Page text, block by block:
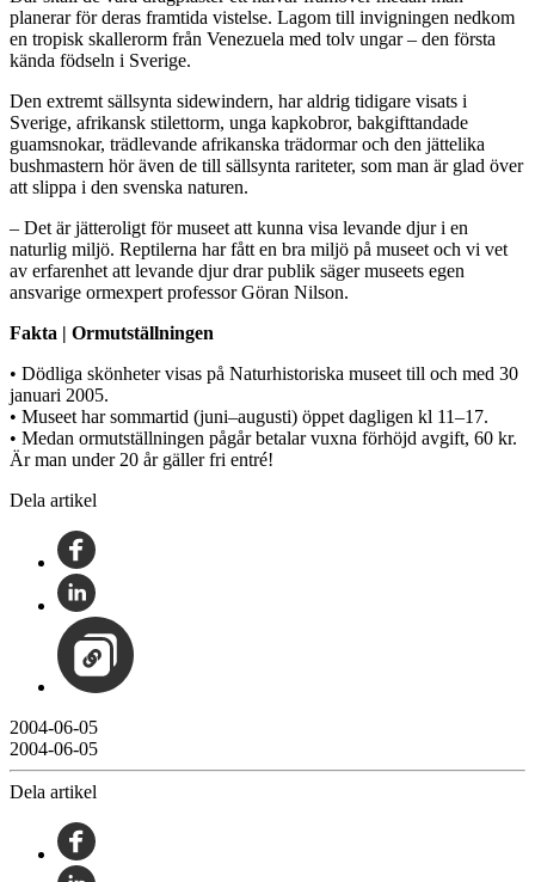
planerar för deras framtida vistelse. Lagom till invigningen nedkom
en tropisk skallerorm från Venezuela med tolv ungar – den första
kända födseln i Sverige.
Den extremt sällsynta sidewindern, har aldrig tidigare visats i
Sverige, afrikansk stilettorm, unga kapkobror, bakgifttandade
guamsnokar, trädlevande afrikanska trädormar och den jättelika
bushmastern hör även de till sällsynta rariteter, som man är glad över
att slippa i den svenska naturen.
– Det är jätteroligt för museet att kunna visa levande djur i en
naturlig miljö. Reptilerna har fått en bra miljö på museet och vi vet
av erfarenhet att levande djur drar publik säger museets egen
ansvarige ormexpert professor Göran Nilson.
Fakta | Ormutställningen
• Dödliga skönheter visas på Naturhistoriska museet till och med 30
januari 2005.
• Museet har sommartid (juni–augusti) öppet dagligen kl 11–17.
• Medan ormutställningen pågår betalar vuxna förhöjd avgift, 60 kr.
Är man under 20 år gäller fri entré!
Dela artikel
2004-06-05
2004-06-05
Dela artikel